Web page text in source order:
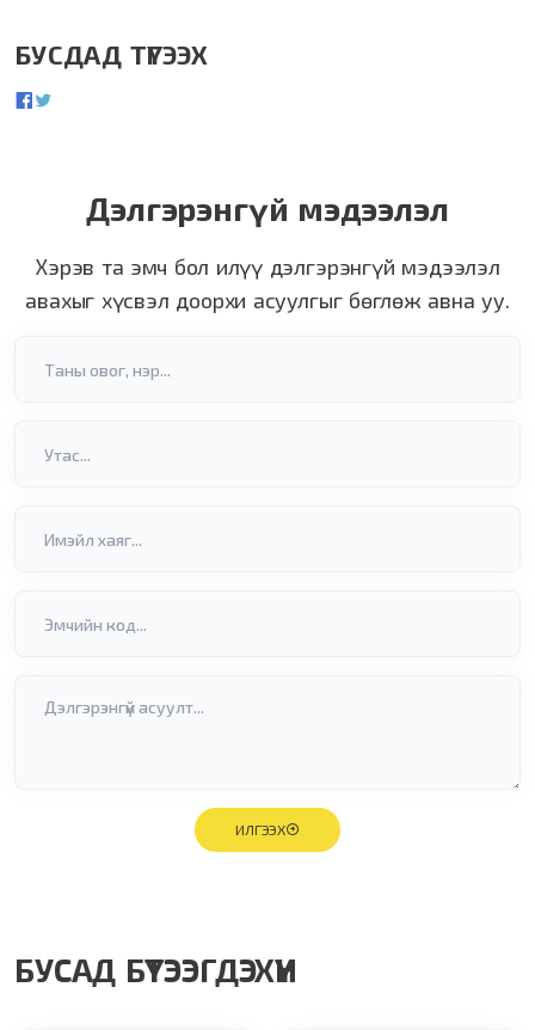
БУСДАД ТҮГЭЭХ
Дэлгэрэнгүй мэдээлэл
Хэрэв та эмч бол илүү дэлгэрэнгүй мэдээлэл
авахыг хүсвэл доорхи асуулгыг бөглөж авна уу.
ИЛГЭЭХ
БУСАД БҮТЭЭГДЭХҮҮН